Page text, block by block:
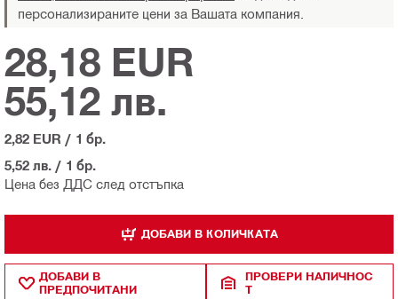
персонализираните цени за Вашата компания.
Цена без ДДС след отстъпка
28,18 EUR
55,12 лв.
2,82 EUR / 1 бр.
5,52 лв. / 1 бр.
ДОБАВИ В КОЛИЧКАТА
ДОБАВИ В
ПРЕДПОЧИТАНИ
ПРОВЕРИ НАЛИЧНОС
Т